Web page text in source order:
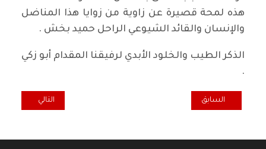
هذه لمحة قصيرة عن زاوية من زوايا هذا المناضل
والإنسان والقائد الشيوعي الراحل حميد بخش .
الذكر الطيب والخلود الأبدي لرفيقنا المقدام أبو زكي
.
المقال السابق: حين يزهق الحق ويجيء الباطل
السابق المقال التالي:
التالي